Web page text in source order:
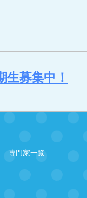
募集中！
専門家一覧